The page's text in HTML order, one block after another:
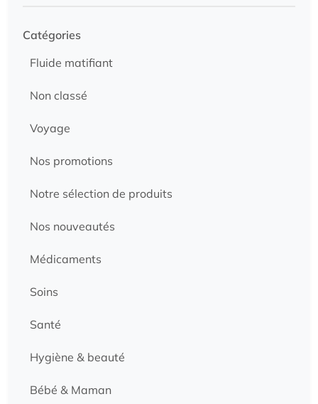
Catégories
Fluide matifiant
Non classé
Voyage
Nos promotions
Notre sélection de produits
Nos nouveautés
Médicaments
Soins
Santé
Hygiène & beauté
Bébé & Maman